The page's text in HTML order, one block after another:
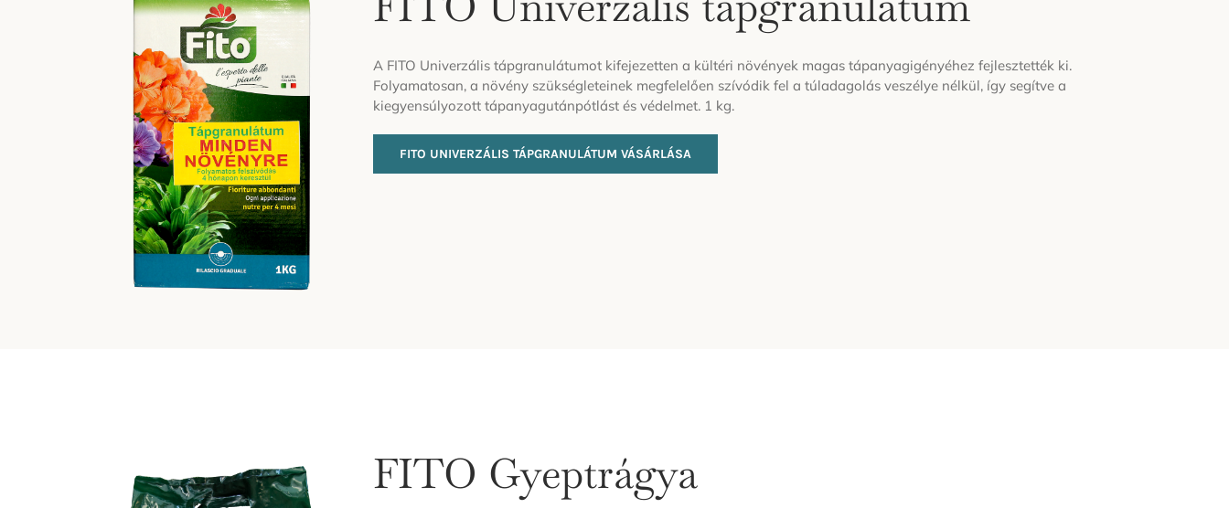
A FITO Univerzális tápgranulátumot kifejezetten a kültéri növények magas tápanyagigényéhez fejlesztették ki.
Folyamatosan, a növény szükségleteinek megfelelően szívódik fel a túladagolás veszélye nélkül, így segítve a
kiegyensúlyozott tápanyagutánpótlást és védelmet. 1 kg.
FITO UNIVERZÁLIS TÁPGRANULÁTUM VÁSÁRLÁSA
FITO Gyeptrágya